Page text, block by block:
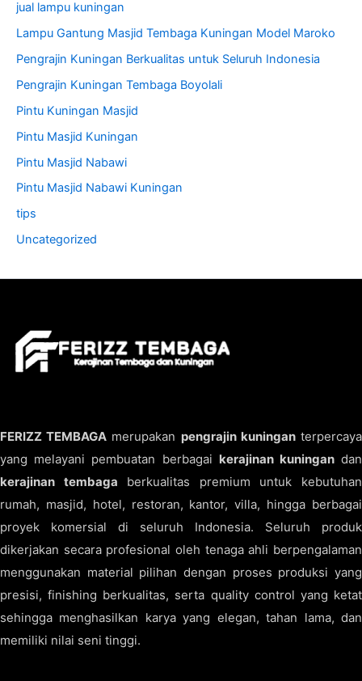
jual lampu kuningan
Lampu Gantung Masjid Tembaga Kuningan Model Maroko
Pengrajin Kuningan Berkualitas untuk Seluruh Indonesia
Pengrajin Kuningan Tembaga Boyolali
Pintu Kuningan Masjid
Pintu Masjid Kuningan
Pintu Masjid Nabawi
Pintu Masjid Nabawi Kuningan
tips
Uncategorized
FERIZZ TEMBAGA merupakan pengrajin kuninganterpercaya
yang melayani pembuatan berbagai kerajinan kuningandan
kerajinan tembaga berkualitas premium untuk kebutuhan
rumah, masjid, hotel, restoran, kantor, villa, hingga berbagai
proyek komersial di seluruh Indonesia. Seluruh produk
dikerjakan secara profesional oleh tenaga ahli berpengalaman
menggunakan material pilihan dengan proses produksi yang
presisi, finishing berkualitas, serta quality control yang ketat
sehingga menghasilkan karya yang elegan, tahan lama, dan
memiliki nilai seni tinggi.